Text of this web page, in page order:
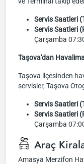
Servis Saatleri
Servis Saatleri
Çarşamba
Taşova'dan
Taşova ilçesinden
servisler, Taşova
Servis Saatleri
Servis Saatleri
Çarşamba
Araç
Amasya Merzifon